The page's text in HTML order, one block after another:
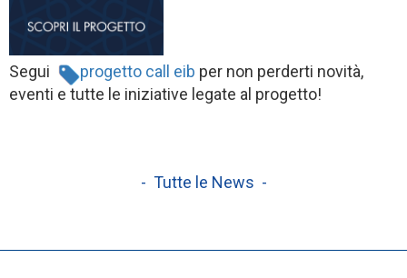
Segui progetto call eib per non perderti novità,
eventi e tutte le iniziative legate al progetto!
- Tutte le News -